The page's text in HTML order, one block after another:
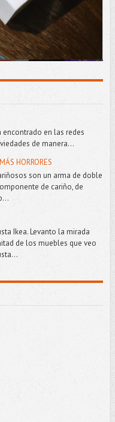
encontrado en las redes
de manera...
HORRORES
son un arma de doble
de cariño, de
Ikea. Levanto la mirada
de los muebles que veo